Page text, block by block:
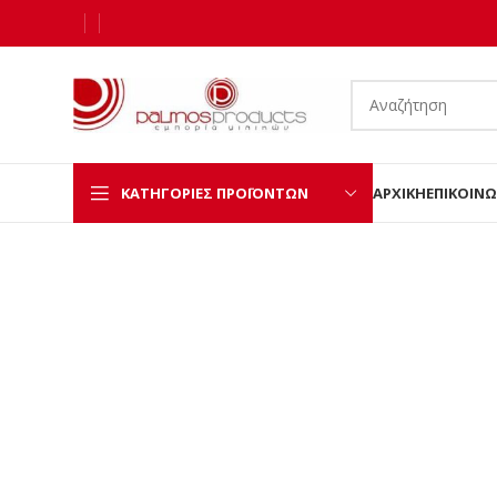
ΚΑΤΗΓΟΡΊΕΣ ΠΡΟΪΌΝΤΩΝ ΑΡΧΙΚΉ